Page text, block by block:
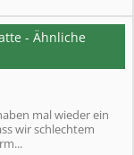
- Ähnliche
mal wieder ein
wir schlechtem